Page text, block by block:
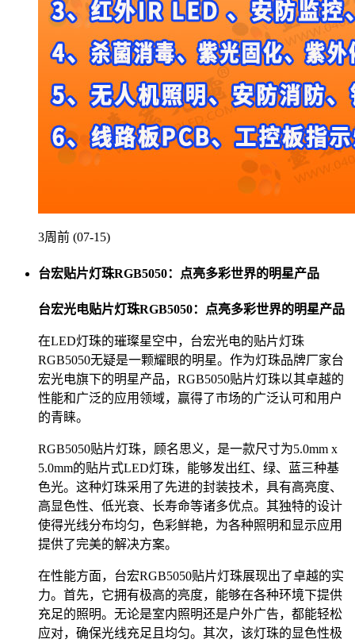
3周前 (07-15)
台宏贴片灯珠RGB5050：点亮多彩世界的明星产品
台宏光电贴片灯珠RGB5050：点亮多彩世界的明星产品
在LED灯珠的璀璨星空中，台宏光电的贴片灯珠
RGB5050无疑是一颗耀眼的明星。作为灯珠品牌厂家台
宏光电旗下的明星产品，RGB5050贴片灯珠以其卓越的
性能和广泛的应用领域，赢得了市场的广泛认可和用户
的青睐。
RGB5050贴片灯珠，顾名思义，是一款尺寸为5.0mm x
5.0mm的贴片式LED灯珠，能够发出红、绿、蓝三种基
色光。这种灯珠采用了先进的封装技术，具有高亮度、
高显色性、低光衰、长寿命等诸多优点。其独特的设计
使得光线分布均匀，色彩鲜艳，为各种照明和显示应用
提供了完美的解决方案。
在性能方面，台宏RGB5050贴片灯珠展现出了卓越的实
力。首先，它拥有极高的亮度，能够在各种环境下提供
充足的照明。无论是室内照明还是户外广告，都能轻松
应对，确保光线充足且均匀。其次，该灯珠的显色性极